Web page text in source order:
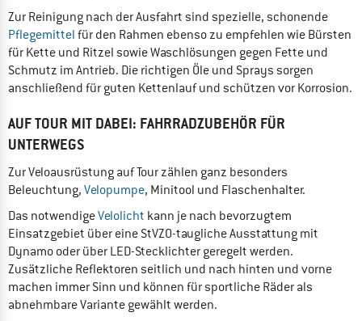
Zur Reinigung nach der Ausfahrt sind spezielle, schonende
Pflegemittel für den Rahmen ebenso zu empfehlen wie Bürsten
für Kette und Ritzel sowie Waschlösungen gegen Fette und
Schmutz im Antrieb. Die richtigen Öle und Sprays sorgen
anschließend für guten Kettenlauf und schützen vor Korrosion.
AUF TOUR MIT DABEI: FAHRRADZUBEHÖR FÜR
UNTERWEGS
Zur Veloausrüstung auf Tour zählen ganz besonders
Beleuchtung, Velopumpe, Minitool und Flaschenhalter.
Das notwendigeVelolicht kann je nach bevorzugtem
Einsatzgebiet über eine StVZO-taugliche Ausstattung mit
Dynamo oder über LED-Stecklichter geregelt werden.
Zusätzliche Reflektoren seitlich und nach hinten und vorne
machen immer Sinn und können für sportliche Räder als
abnehmbare Variante gewählt werden.